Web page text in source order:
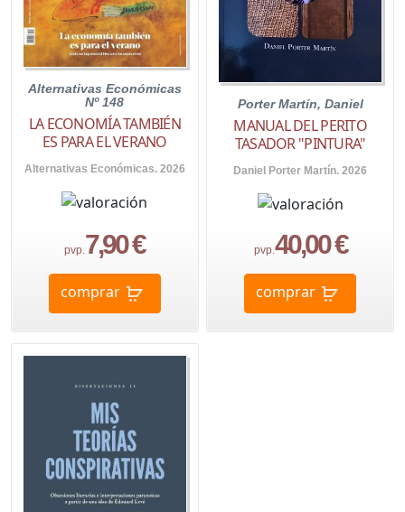
Alternativas Económicas
Nº 148
LA ECONOMÍA TAMBIÉN
ES PARA EL VERANO
Alternativas Económicas. 2026
pvp.7,90 €
comprar
Porter Martín, Daniel
MANUAL DEL PERITO
TASADOR "PINTURA"
Daniel Porter Martín. 2026
pvp.40,00 €
comprar